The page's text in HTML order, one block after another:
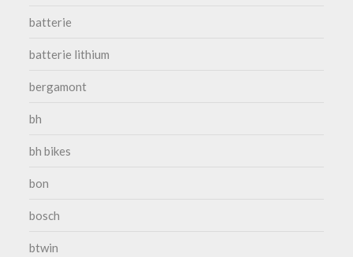
batterie
batterie lithium
bergamont
bh
bh bikes
bon
bosch
btwin